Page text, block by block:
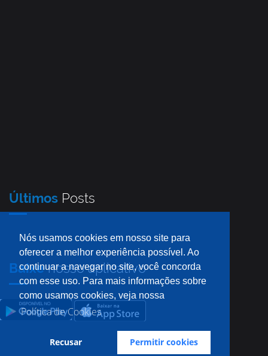
Nós usamos cookies em nosso site para
oferecer a melhor experiência possível. Ao
continuar a navegar no site, você concorda
com esse uso. Para mais informações sobre
como usamos cookies, veja nossa
Política de Cookies
Recusar Permitir cookies
Últimos Posts
Baixenosso aplicativo